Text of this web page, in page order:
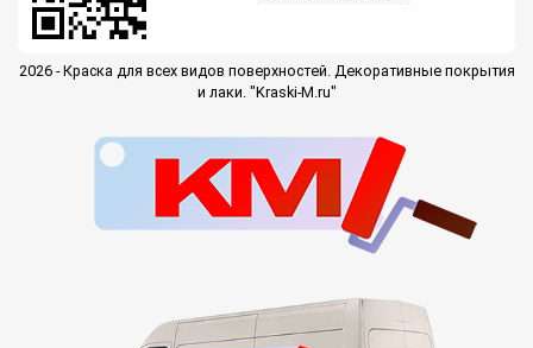
2026 - Краска для всех видов поверхностей. Декоративные покрытия
и лаки. "Kraski-M.ru"